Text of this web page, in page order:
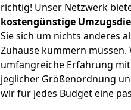
richtig! Unser Netzwerk
kostengünstige
Sie sich um nichts anderes
Zuhause kümmern
umfangreiche Erfahrung
jeglicher Größenordnung
wir für jedes Budget eine